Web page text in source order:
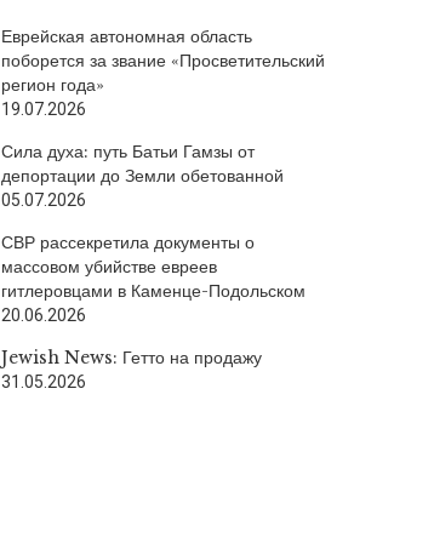
Еврейская автономная область
поборется за звание «Просветительский
регион года»
19.07.2026
Сила духа: путь Батьи Гамзы от
депортации до Земли обетованной
05.07.2026
СВР рассекретила документы о
массовом убийстве евреев
гитлеровцами в Каменце-Подольском
20.06.2026
Jewish News: Гетто на продажу
31.05.2026